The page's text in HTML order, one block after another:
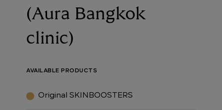
(Aura Bangkok
clinic)
AVAILABLE PRODUCTS
Original SKINBOOSTERS